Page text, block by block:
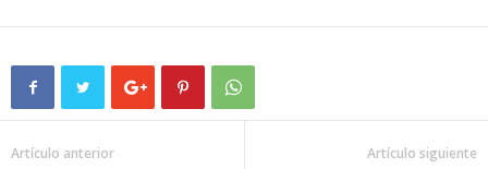
Artículo anterior Artículo siguiente